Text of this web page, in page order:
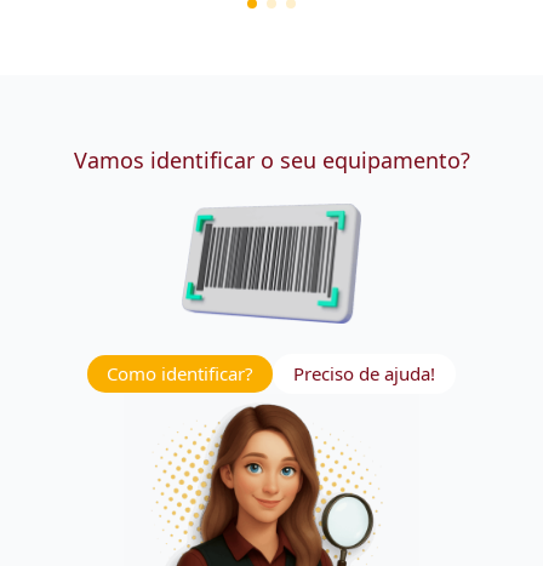
Vamos identificar o seu equipamento?
Como identificar? Preciso de ajuda!